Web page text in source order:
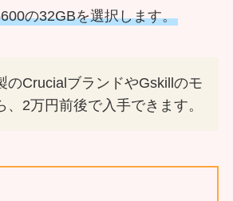
の32GBを選択します。
のCrucialブランドやGskillのモ
、2万円前後で入手できます。